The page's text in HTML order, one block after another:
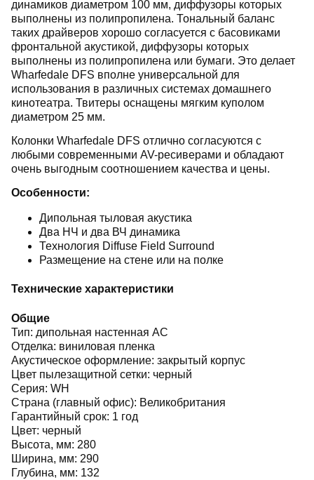
динамиков диаметром 100 мм, диффузоры которых
выполнены из полипропилена. Тональный баланс
таких драйверов хорошо согласуется с басовиками
фронтальной акустикой, диффузоры которых
выполнены из полипропилена или бумаги. Это делает
Wharfedale DFS вполне универсальной для
использования в различных системах домашнего
кинотеатра. Твитеры оснащены мягким куполом
диаметром 25 мм.
Колонки Wharfedale DFS отлично согласуются с
любыми современными AV-ресиверами и обладают
очень выгодным соотношением качества и цены.
Особенности:
Дипольная тыловая акустика
Два НЧ и два ВЧ динамика
Технология Diffuse Field Surround
Размещение на стене или на полке
Технические характеристики
Общие
Тип: дипольная настенная АС
Отделка: виниловая пленка
Акустическое оформление: закрытый корпус
Цвет пылезащитной сетки: черный
Серия: WH
Страна (главный офис): Великобритания
Гарантийный срок: 1 год
Цвет: черный
Высота, мм: 280
Ширина, мм: 290
Глубина, мм: 132